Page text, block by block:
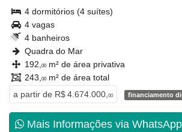
4 dormitórios (4 suítes)
4 vagas
4 banheiros
Quadra do Mar
192, 00m² de área privativa
243, 00m² de área total
a partir de R$ 4.674.000, 00 financiamento
Mais Informações via WhatsApp